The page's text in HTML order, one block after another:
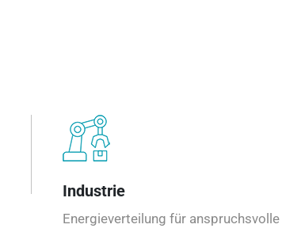
Industrie
Energieverteilung für anspruchsvolle